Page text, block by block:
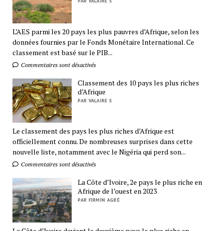
L’AES parmi les 20 pays les plus pauvres d’Afrique, selon les
données fournies par le Fonds Monétaire International. Ce
classement est basé sur le PIB...
Commentaires sont désactivés
Classement des 10 pays les plus riches
d’Afrique
PAR VALAIRE S
Le classement des pays les plus riches d’Afrique est
officiellement connu. De nombreuses surprises dans cette
nouvelle liste, notamment avec le Nigéria qui perd son...
Commentaires sont désactivés
La Côte d’Ivoire, 2e pays le plus riche en
Afrique de l’ouest en 2023
PAR FIRMIN AGBÉ